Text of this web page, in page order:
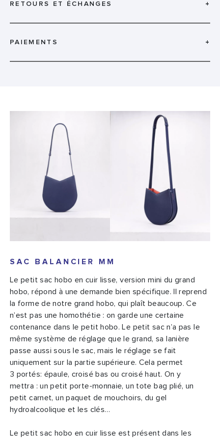
RETOURS ET ÉCHANGES +
PAIEMENTS +
SAC BALANCIER MM
Le petit sac hobo en cuir lisse, version mini du grand
hobo, répond à une demande bien spécifique. Il reprend
la forme de notre grand hobo, qui plaît beaucoup. Ce
n’est pas une homothétie : on garde une certaine
contenance dans le petit hobo. Le petit sac n’a pas le
même système de réglage que le grand, sa lanière
passe aussi sous le sac, mais le réglage se fait
uniquement sur la partie supérieure. Cela permet
3 portés: épaule, croisé bas ou croisé haut. On y
mettra : un petit porte-monnaie, un tote bag plié, un
petit carnet, un paquet de mouchoirs, du gel
hydroalcoolique et les clés…
Le petit sac hobo en cuir lisse est présent dans les